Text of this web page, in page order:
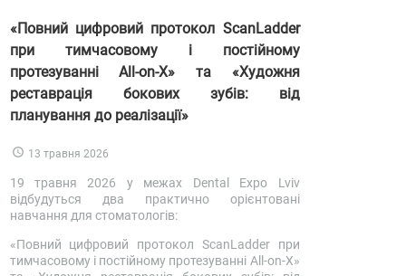
«Повний цифровий протокол ScanLadder
при тимчасовому і постійному
протезуванні All-on-X» та «Художня
реставрація бокових зубів: від
планування до реалізації»
13 травня 2026
19 травня 2026 у межах Dental Expo Lviv
відбудуться два практично орієнтовані
навчання для стоматологів:
«Повний цифровий протокол ScanLadder при
тимчасовому і постійному протезуванні All-on-X»